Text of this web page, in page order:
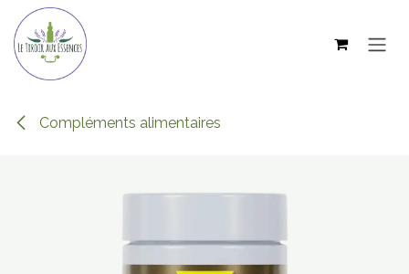
Se rendre au contenu
Compléments alimentaires